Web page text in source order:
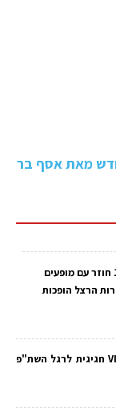
מאת אסף בר
פסטיבל אופקים ה-11 חוזר עם מופעים
הרצל הופכות
קים בן שמעון ובן קיסר חגגו עם המיניונים: הקרנת VIP חגיגית לרגל השת"פ